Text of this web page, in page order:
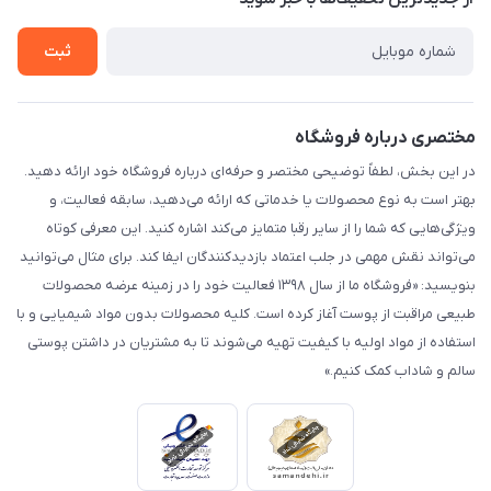
راهنما
ثبت
مختصری درباره فروشگاه
در این بخش، لطفاً توضیحی مختصر و حرفه‌ای درباره فروشگاه خود ارائه دهید.
بهتر است به نوع محصولات یا خدماتی که ارائه می‌دهید، سابقه فعالیت، و
ویژگی‌هایی که شما را از سایر رقبا متمایز می‌کند اشاره کنید. این معرفی کوتاه
می‌تواند نقش مهمی در جلب اعتماد بازدیدکنندگان ایفا کند. برای مثال می‌توانید
بنویسید: «فروشگاه ما از سال ۱۳۹۸ فعالیت خود را در زمینه عرضه محصولات
طبیعی مراقبت از پوست آغاز کرده است. کلیه محصولات بدون مواد شیمیایی و با
استفاده از مواد اولیه با کیفیت تهیه می‌شوند تا به مشتریان در داشتن پوستی
سالم و شاداب کمک کنیم.»